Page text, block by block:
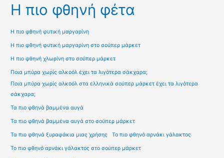
Η πιο φθηνή φέτα
Η πιο φθηνή φυτική μαργαρίνη
Η πιο φθηνή φυτική μαργαρίνη στο σούπερ μάρκετ
Η πιο φθηνή χλωρίνη στο σούπερ μάρκετ
Ποια μπύρα χωρίς αλκοόλ έχει τα λιγότερα σάκχαρα;
Ποια μπύρα χωρίς αλκοόλ στα ελληνικά σούπερ μάρκετ έχει τα λιγότερα
σάκχαρα;
Τα πιο φθηνά βαμμένα αυγά
Τα πιο φθηνά βαμμένα αυγά στο σούπερ μάρκετ
Τα πιο φθηνά ξυραφάκια μιας χρήσης Το πιο φθηνό αρνάκι γάλακτος
Το πιο φθηνό αρνάκι γάλακτος στο σούπερ μάρκετ